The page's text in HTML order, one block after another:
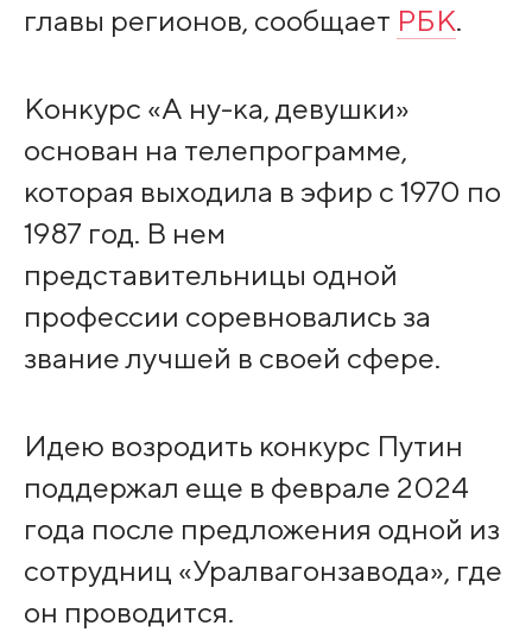
главы регионов, сообщает РБК.
Конкурс «А ну-ка, девушки»
основан на телепрограмме,
которая выходила в эфир с 1970 по
1987 год. В нем
представительницы одной
профессии соревновались за
звание лучшей в своей сфере.
Идею возродить конкурс Путин
поддержал еще в феврале 2024
года после предложения одной из
сотрудниц «Уралвагонзавода», где
он проводится.